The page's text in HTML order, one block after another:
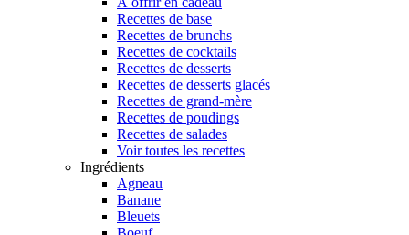
Recettes de base
Recettes de brunchs
Recettes de cocktails
Recettes de desserts
Recettes de desserts glacés
Recettes de grand-mère
Recettes de poudings
Recettes de salades
Voir toutes les recettes
Ingrédients
Agneau
Banane
Bleuets